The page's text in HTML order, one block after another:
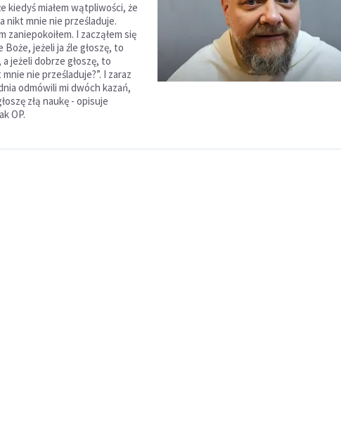
kiedyś miałem wątpliwości, że
nikt mnie nie prześladuje.
zaniepokoiłem. I zacząłem się
Boże, jeżeli ja źle głoszę, to
jeżeli dobrze głoszę, to
nie prześladuje?”. I zaraz
odmówili mi dwóch kazań,
złą naukę - opisuje
OP.